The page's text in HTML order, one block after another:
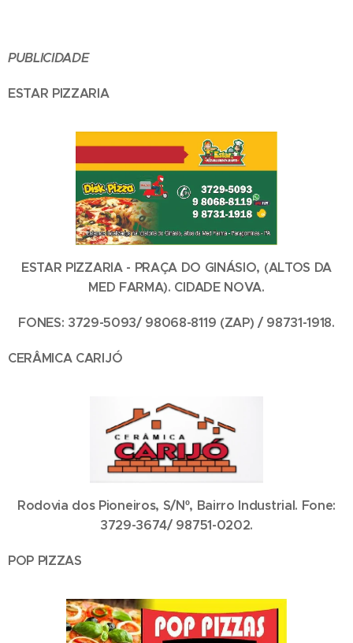
PUBLICIDADE
ESTAR PIZZARIA
ESTAR PIZZARIA - PRAÇA DO GINÁSIO, (ALTOS DA
MED FARMA). CIDADE NOVA.
FONES: 3729-5093/ 98068-8119 (ZAP) / 98731-1918.
CERÂMICA CARIJÓ
Rodovia dos Pioneiros, S/Nº, Bairro Industrial. Fone:
3729-3674/ 98751-0202.
POP PIZZAS